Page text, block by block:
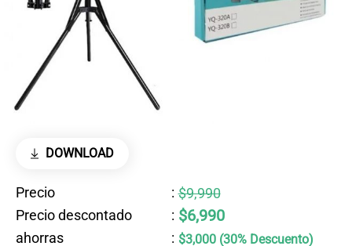
DOWNLOAD
Precio : $9,990
Precio descontado
: $6,990
ahorras : $3,000 (30% Descuento)